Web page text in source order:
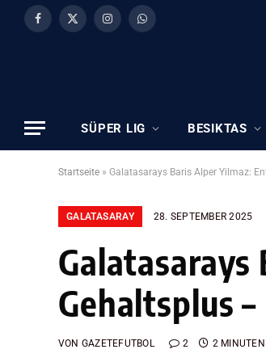
Facebook
X
InstagramWhatsApp
SÜPER LIG BESIKTAS
Startseite » Galatasarays Baris Alper Yilmaz:
GALATASARAY 28. SEPTEMBER 2025
Gehaltsplus
VON GAZETEFUTBOL 2 2 MINUTEN